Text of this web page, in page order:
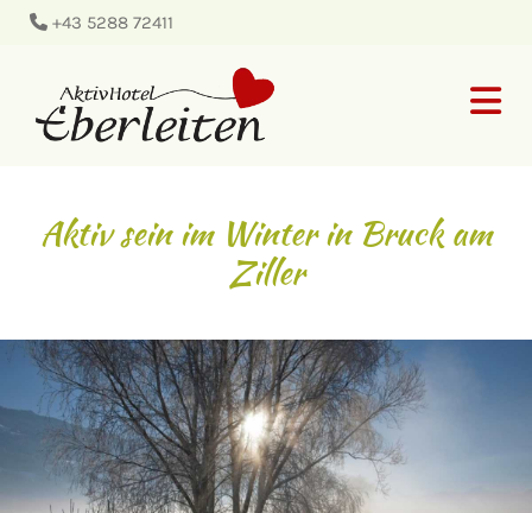
 +43 5288 72411
Aktiv sein im Winter in Bruck am
Ziller